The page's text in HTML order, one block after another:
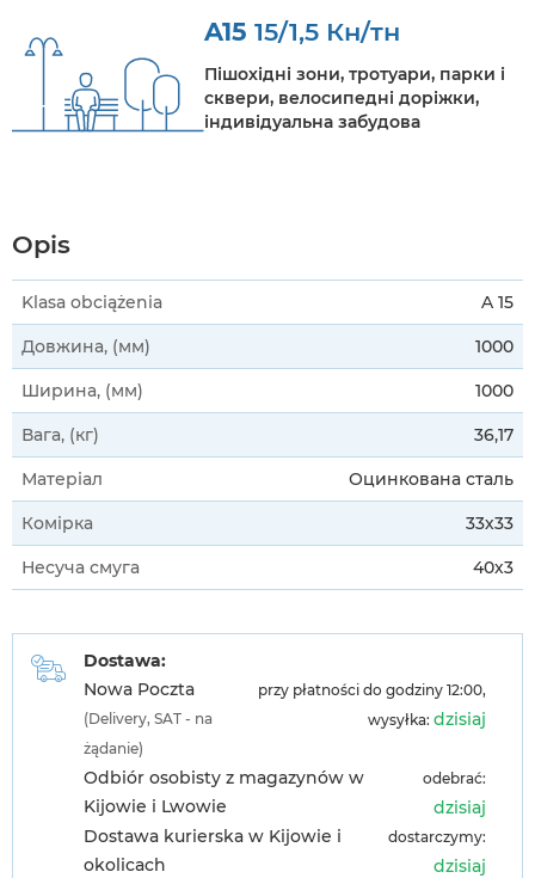
A15 15/1,5 Кн/тн
Пішохідні зони, тротуари, парки і
сквери, велосипедні доріжки,
індивідуальна забудова
Opis
Klasa obciążenia A 15
Довжина, (мм) 1000
Ширина, (мм) 1000
Вага, (кг) 36,17
Матеріал Оцинкована сталь
Комірка 33х33
Несуча смуга 40х3
Dostawa:
Nowa Poczta
(Delivery, SAT - na
żądanie)
przy płatności do godziny 12:00,
wysyłka: dzisiaj
Odbiór osobisty z magazynów w
Kijowie i Lwowie
odebrać:
dzisiaj
Dostawa kurierska w Kijowie i
okolicach
dostarczymy:
dzisiaj